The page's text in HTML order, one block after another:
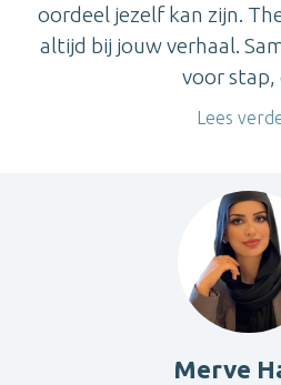
oordeel jezelf kan zijn.
altijd bij jouw verhaal.
voor stap,
Lees
Merve